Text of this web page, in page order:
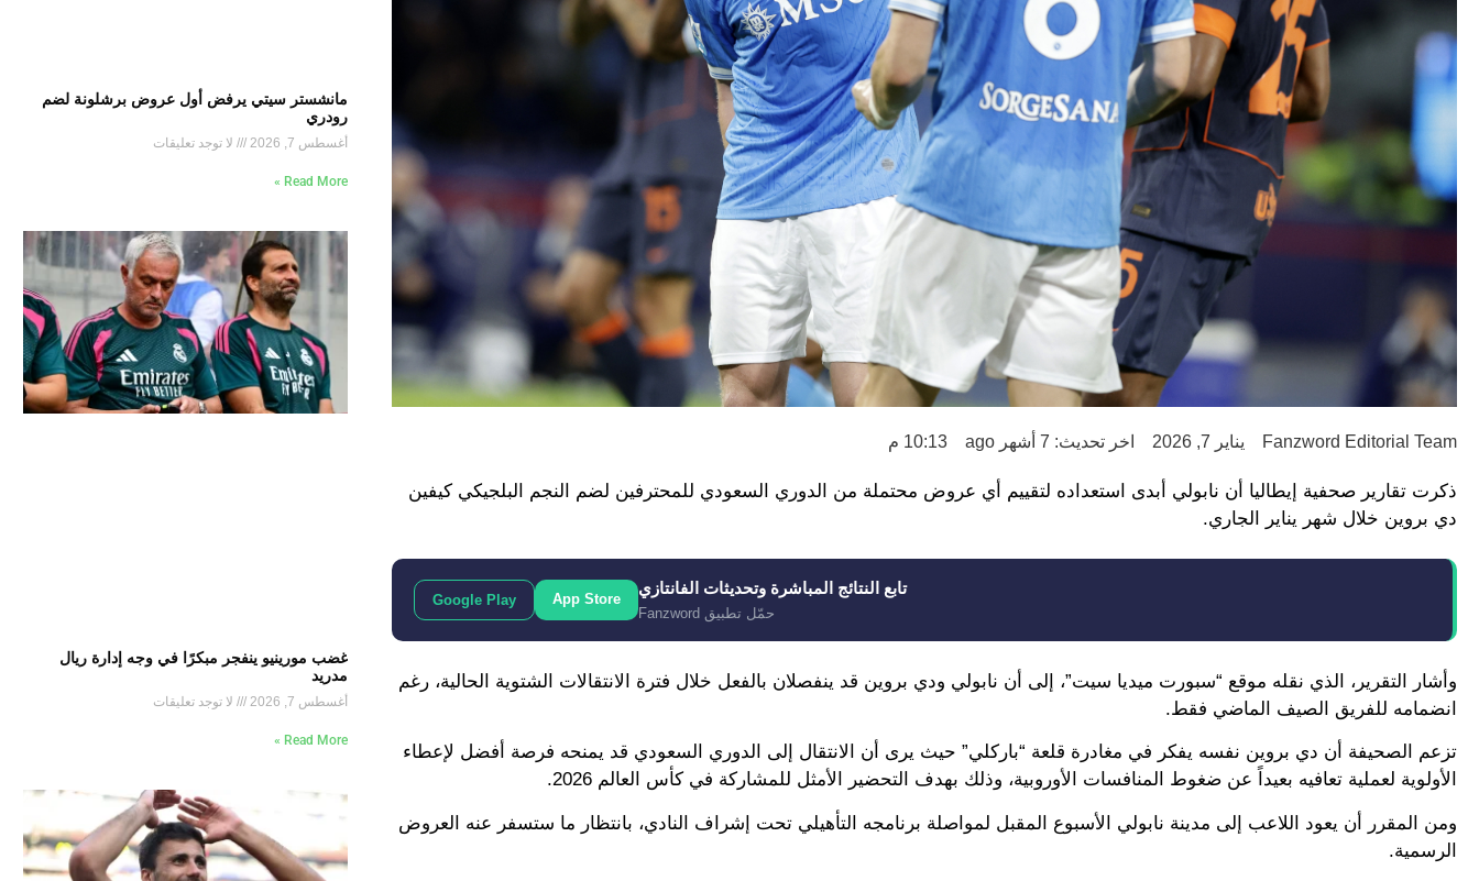
Fanzword Editorial Team يناير 7, 2026 اخر تحديث: 7 أشهر ago 10:13 م
ذكرت تقارير صحفية إيطاليا أن نابولي أبدى استعداده لتقييم أي عروض محتملة من الدوري السعودي للمحترفين لضم النجم البلجيكي كيفين
دي بروين خلال شهر يناير الجاري.
تابع النتائج المباشرة وتحديثات الفانتازي
حمّل تطبيق Fanzword
App Store
Google Play
وأشار التقرير، الذي نقله موقع “سبورت ميديا سيت”، إلى أن نابولي ودي بروين قد ينفصلان بالفعل خلال فترة الانتقالات الشتوية الحالية، رغم
انضمامه للفريق الصيف الماضي فقط.
تزعم الصحيفة أن دي بروين نفسه يفكر في مغادرة قلعة “باركلي” حيث يرى أن الانتقال إلى الدوري السعودي قد يمنحه فرصة أفضل لإعطاء
الأولوية لعملية تعافيه بعيداً عن ضغوط المنافسات الأوروبية، وذلك بهدف التحضير الأمثل للمشاركة في كأس العالم 2026.
ومن المقرر أن يعود اللاعب إلى مدينة نابولي الأسبوع المقبل لمواصلة برنامجه التأهيلي تحت إشراف النادي، بانتظار ما ستسفر عنه العروض
الرسمية.
مانشستر سيتي يرفض أول عروض برشلونة لضم
رودري
أغسطس 7, 2026 لا توجد تعليقات
Read More »
غضب مورينيو ينفجر مبكرًا في وجه إدارة ريال
مدريد
أغسطس 7, 2026 لا توجد تعليقات
Read More »